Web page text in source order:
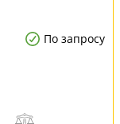
По запросу